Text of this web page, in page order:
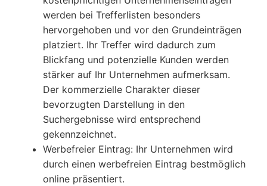
werden bei Trefferlisten besonders
hervorgehoben und vor den Grundeinträgen
platziert. Ihr Treffer wird dadurch zum
Blickfang und potenzielle Kunden werden
stärker auf Ihr Unternehmen aufmerksam.
Der kommerzielle Charakter dieser
bevorzugten Darstellung in den
Suchergebnisse wird entsprechend
gekennzeichnet.
Werbefreier Eintrag: Ihr Unternehmen wird
durch einen werbefreien Eintrag bestmöglich
online präsentiert.